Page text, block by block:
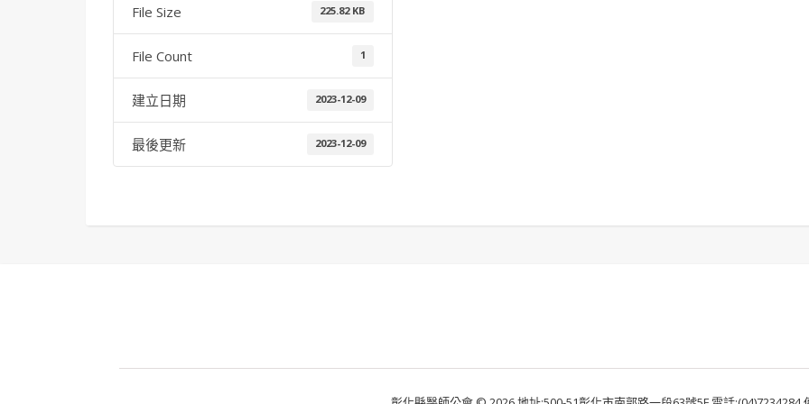
File Size 225.82 KB
File Count 1
建立日期 2023-12-09
最後更新 2023-12-09